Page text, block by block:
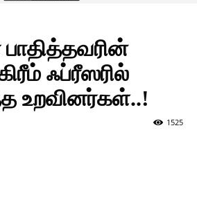
ஃப்ரீஸரில்
உறவினர்கள்..!
1525